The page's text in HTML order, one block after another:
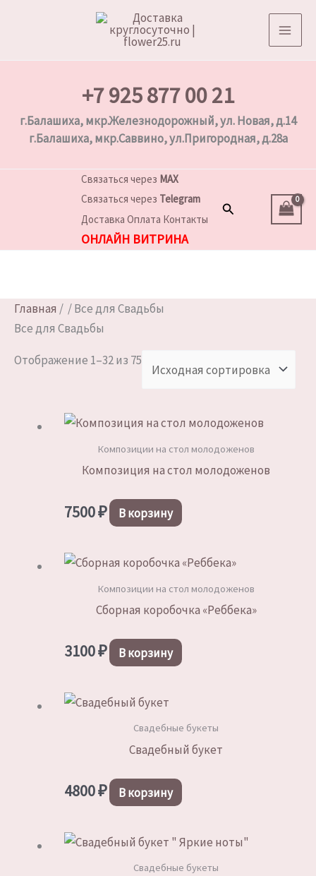
+7 925 877 00 21
г.Балашиха, мкр.Железнодорожный, ул. Новая, д.14
г.Балашиха, мкр.Саввино, ул.Пригородная, д.28а
Связаться через MAX
Связаться через Telegram
Доставка Оплата Контакты
ОНЛАЙН ВИТРИНА
Поиск
Главная / / Все для Свадьбы
Все для Свадьбы
Отображение 1–32 из 75
Композиции на стол молодоженов
Композиция на стол молодоженов
7500₽ В корзину
Композиции на стол молодоженов
Сборная коробочка «Реббека»
3100₽ В корзину
Свадебные букеты
Свадебный букет
4800₽ В корзину
Свадебные букеты